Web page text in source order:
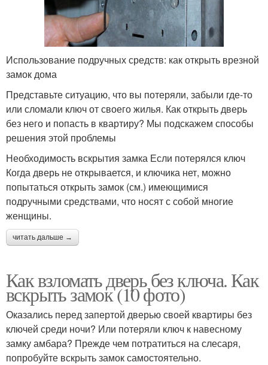
Использование подручных средств: как открыть врезной
замок дома
Представьте ситуацию, что вы потеряли, забыли где-то
или сломали ключ от своего жилья. Как открыть дверь
без него и попасть в квартиру? Мы подскажем способы
решения этой проблемы
Необходимость вскрытия замка Если потерялся ключ
Когда дверь не открывается, и ключика нет, можно
попытаться открыть замок (см.) имеющимися
подручными средствами, что носят с собой многие
женщины.
читать дальше →
Как взломать дверь без ключа. Как
вскрыть замок (10 фото)
Оказались перед запертой дверью своей квартиры без
ключей среди ночи? Или потеряли ключ к навесному
замку амбара? Прежде чем потратиться на слесаря,
попробуйте вскрыть замок самостоятельно.